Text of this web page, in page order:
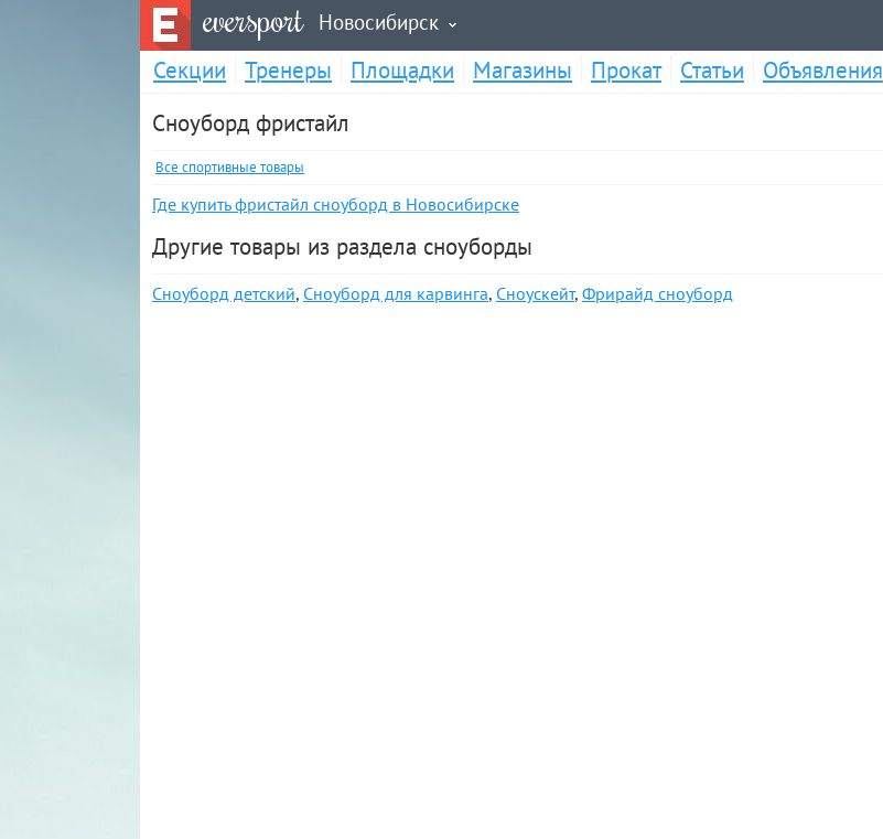
eversport Новосибирск
Секции Тренеры Площадки Магазины Прокат Статьи
Объявления
Сноуборд фристайл
Все спортивные товары
Где купить фристайл сноуборд в Новосибирске
Другие товары из раздела сноуборды
Сноуборд детский, Сноуборд для карвинга, Сноускейт, Фрирайд сноуборд